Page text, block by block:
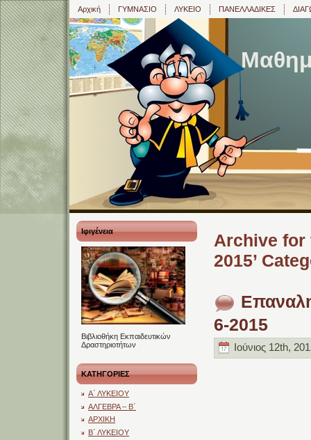
Αρχική ΓΥΜΝΑΣΙΟ ΛΥΚΕΙΟ ΠΑΝΕΛΛΑΔΙΚΕΣ
Ιφιγένεια
Βιβλιοθήκη Εκπαιδευτικών
Δραστηριοτήτων
ΚΑΤΗΓΟΡΙΕΣ
Α΄ ΛΥΚΕΙΟΥ
ΑΛΓΕΒΡΑ – Β΄
ΑΡΧΙΚΗ
Β΄ ΛΥΚΕΙΟΥ
Archive
2015’
6-2015
Ιούνιος 12th,